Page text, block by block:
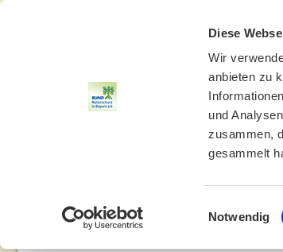
Diese
Wir
anbieten zu
und
zusammen,
gesammelt
Notwendig
UMWELTBILDUNG